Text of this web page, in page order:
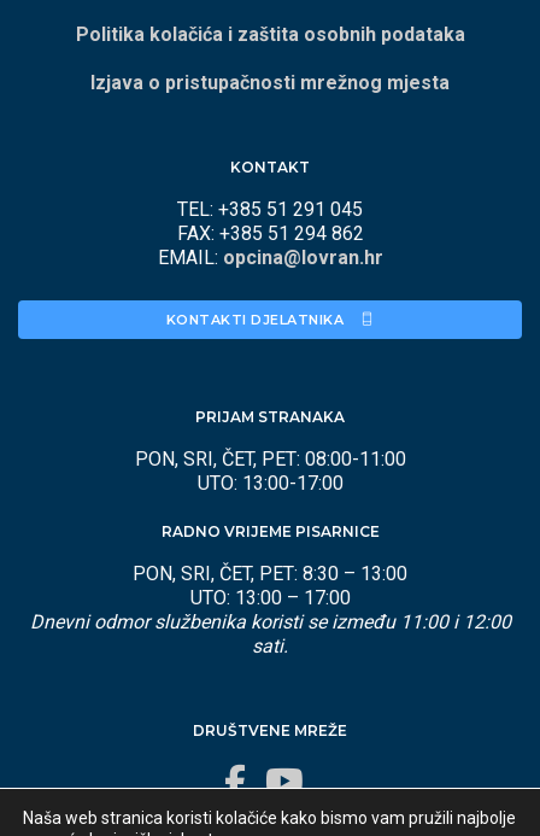
Politika kolačića i zaštita osobnih podataka
Izjava o pristupačnosti mrežnog mjesta
KONTAKT
TEL: +385 51 291 045
FAX: +385 51 294 862
EMAIL: opcina@lovran.hr
KONTAKTI DJELATNIKA
PRIJAM STRANAKA
PON, SRI, ČET, PET: 08:00-11:00
UTO: 13:00-17:00
RADNO VRIJEME PISARNICE
PON, SRI, ČET, PET: 8:30 – 13:00
UTO: 13:00 – 17:00
Dnevni odmor službenika koristi se između 11:00 i 12:00
sati.
DRUŠTVENE MREŽE
Naša web stranica koristi kolačiće kako bismo vam pružili najbolje